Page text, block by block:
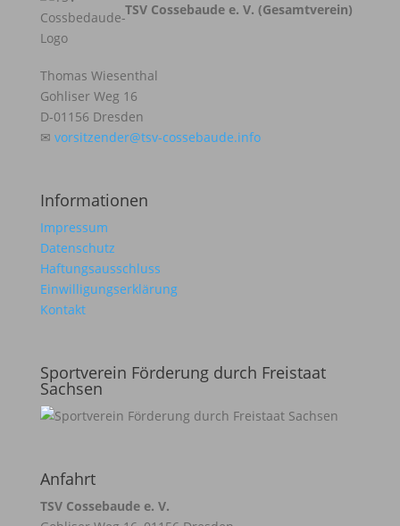
TSV Cossebaude e. V. (Gesamtverein)
Thomas Wiesenthal
Gohliser Weg 16
D-01156 Dresden
✉ vorsitzender@tsv-cossebaude.info
Informationen
Impressum
Datenschutz
Haftungsausschluss
Einwilligungserklärung
Kontakt
Sportverein Förderung durch Freistaat
Sachsen
Anfahrt
TSV Cossebaude e. V.